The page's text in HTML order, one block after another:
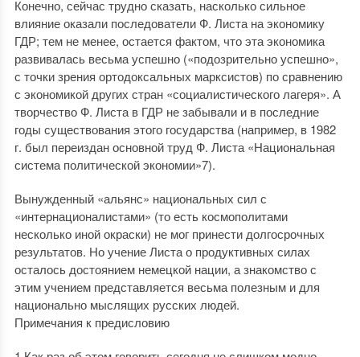
Конечно, сейчас трудно сказать, насколько сильное
влияние оказали последователи Ф. Листа на экономику
ГДР; тем не менее, остается фактом, что эта экономика
развивалась весьма успешно («подозрительно успешно»,
с точки зрения ортодоксальных марксистов) по сравнению
с экономикой других стран «социалистического лагеря». А
творчество Ф. Листа в ГДР не забывали и в последние
годы существования этого государства (например, в 1982
г. был переиздан основной труд Ф. Листа «Национальная
система политической экономии»7).
Вынужденный «альянс» национальных сил с
«интернационалистами» (то есть космополитами
несколько иной окраски) не мог принести долгосрочных
результатов. Но учение Листа о продуктивных силах
осталось достоянием немецкой нации, а знакомство с
этим учением представляется весьма полезным и для
национально мыслящих русских людей.
Примечания к предисловию